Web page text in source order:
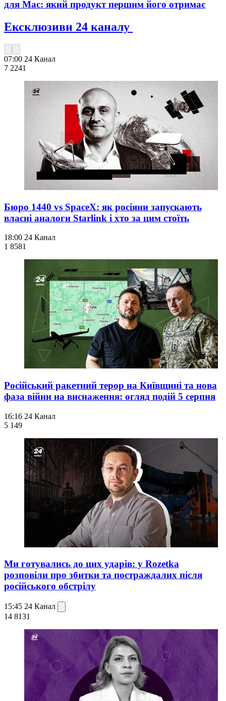
для Mac: який продукт першим його отримає
Ексклюзиви 24 каналу
07:00 24 Канал
7 2241
Бюро 1440 vs SpaceX: як росіяни запускають
власні аналоги Starlink і хто за цим стоїть
18:00 24 Канал
1 8581
Російський ракетний терор на Київщині та нова
фаза війни на виснаження: огляд подій 5 серпня
16:16 24 Канал
5 149
Ми готувались до цих ударів: у Rozetka
розповіли про збитки та постраждалих після
російського обстрілу
15:45 24 Канал
14 8131